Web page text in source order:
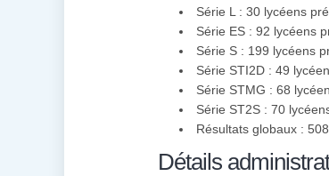
Série L : 30 lycéens
Série ES : 92 lycéens
Série S : 199 lycéens
Série STI2D : 49
Série STMG : 68
Série ST2S : 70
Résultats globaux :
Détails